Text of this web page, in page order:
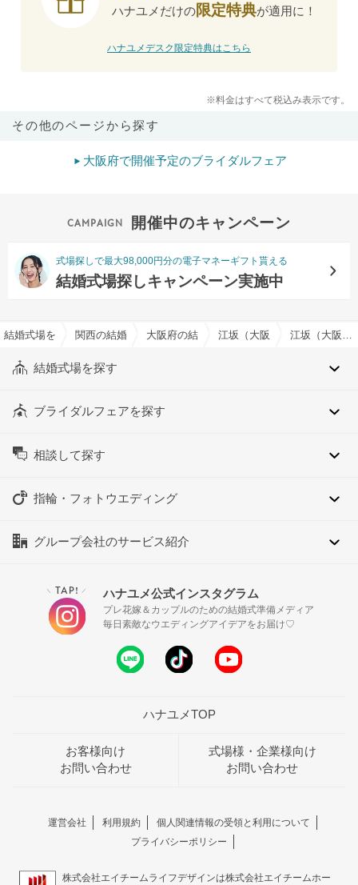
ハナユメだけの限定特典が適用に！
ハナユメデスク限定特典はこちら
※料金はすべて税込み表示です。
その他のページから探す
大阪府で開催予定のブライダルフェア
開催中のキャンペーン
式場探しで最大98,000円分の電子マネーギフト貰える
結婚式場探しキャンペーン実施中
結婚式場を探すならハナユメ
関西の結婚式場大阪府の結婚式場江坂（大阪府）の結婚式場
結婚式場を探す
ブライダルフェアを探す
相談して探す
指輪・フォトウエディング
グループ会社のサービス紹介
＼ TAP! ／ ハナユメ公式インスタグラム
プレ花嫁＆カップルのための結婚式準備メディア
毎日素敵なウエディングアイデアをお届け♡
ハナユメTOP
お客様向け
お問い合わせ
式場様・企業様向け
お問い合わせ
運営会社 利用規約
個人関連情報の受領と利用について
プライバシーポリシー
株式会社エイチームライフデザインは株式会社エイチームホー